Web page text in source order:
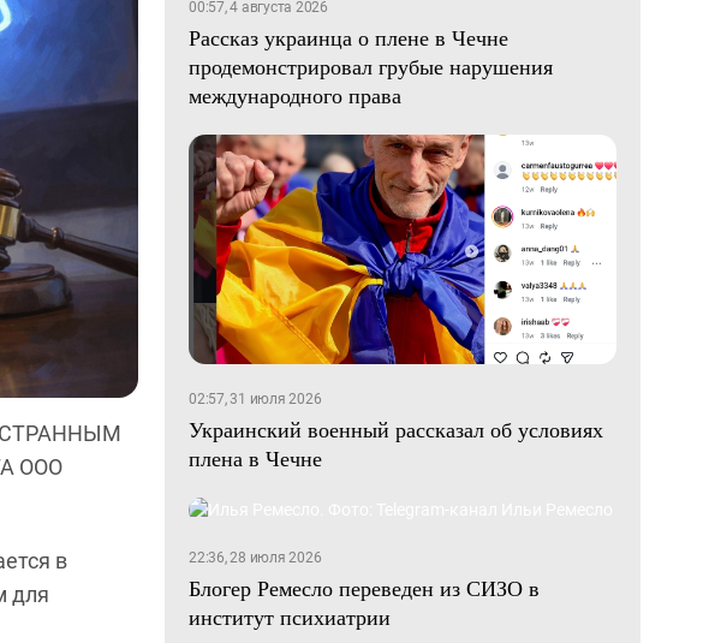
ООО
в
для
00:57, 4 августа 2026
Рассказ украинца о плене в Чечне
продемонстрировал грубые нарушения
международного права
02:57, 31 июля 2026
Украинский военный рассказал об условиях
плена в Чечне
22:36, 28 июля 2026
Блогер Ремесло переведен из СИЗО в
институт психиатрии